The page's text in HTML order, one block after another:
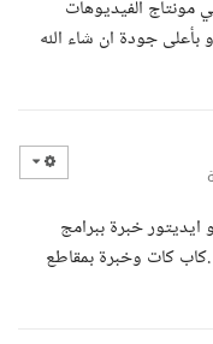
مونتاج الفيديوهات
جودة ان شاء الله
خبرة ببرامج
.كاب كات وخبرة بمقاطع